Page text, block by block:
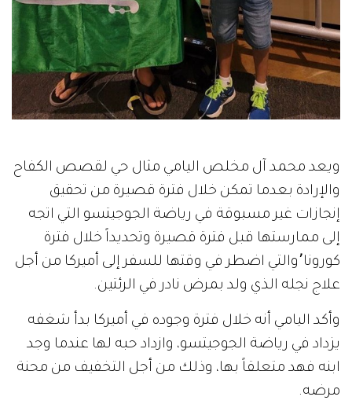
ويعد محمد آل مخلص اليامي مثال حي لقصص الكفاح
والإرادة بعدما تمكن خلال فترة قصيرة من تحقيق
إنجازات غير مسبوقة في رياضة الجوجيتسو التي اتجه
إلى ممارستها قبل فترة قصيرة وتحديداً خلال فترة
كورونا٬والتي اضطر في وقتها للسفر إلى أميركا من أجل
علاج نجله الذي ولد بمرض نادر في الرئتين.
وأكد اليامي أنه خلال فترة وجوده في أميركا بدأ شغفه
يزداد في رياضة الجوجيتسو، وازداد حبه لها عندما وجد
ابنه فهد متعلقاً بها، وذلك من أجل التخفيف من محنة
مرضه.